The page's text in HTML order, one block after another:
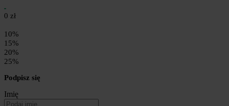
0 zł
10%
15%
20%
25%
Podpisz się
Imię